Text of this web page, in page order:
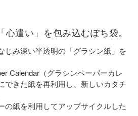
遣い」を包み込むぽち袋。
じみ深い半透明の「グラシン紙」を
Calendar（グラシンペーパーカレ
できた紙を再利用し、新しいカタチ
の紙を利用してアップサイクルした